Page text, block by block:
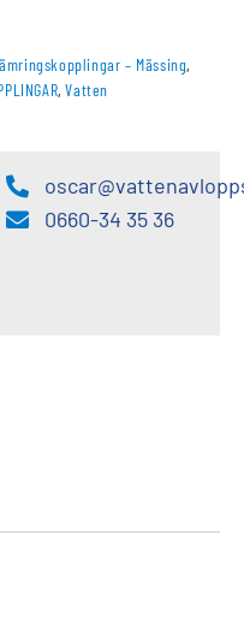
– Mässing,
,Vatten
0660-34 35 36